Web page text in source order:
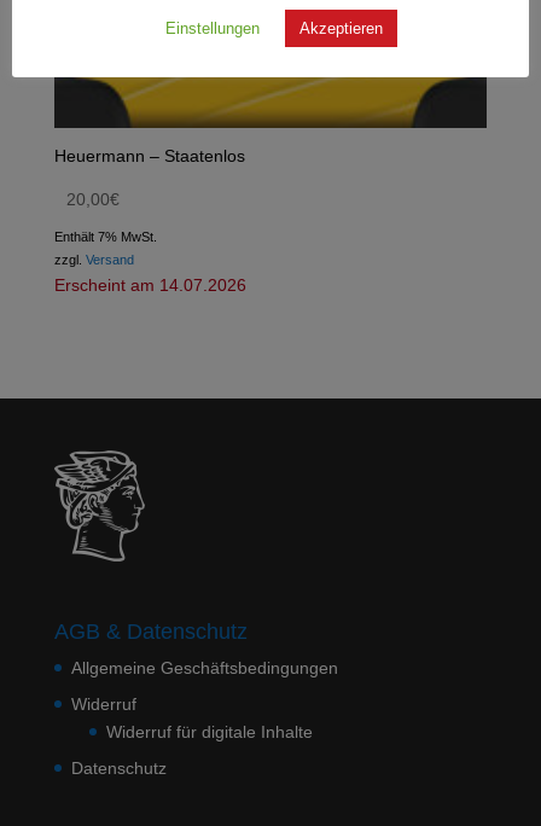
Heuermann – Staatenlos
20,00€
Enthält 7% MwSt.
zzgl. Versand
Erscheint am 14.07.2026
AGB & Datenschutz
Allgemeine Geschäftsbedingungen
Widerruf
Widerruf für digitale Inhalte
Datenschutz
Einstellungen Akzeptieren